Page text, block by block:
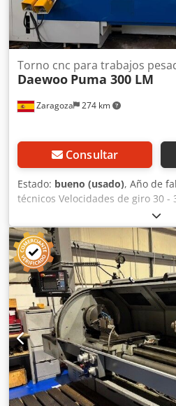
Zaragoza 274 km
Torno cnc para trabajos
Daewoo Puma 300 LM
Consultar
Estado: bueno (usado), Año de
técnicos Velocidades de giro 30 -
160 mm Diámetro del plato 305
sobre bancada 700 mm
mm Diámetro de torneado 550
1050 mm Paso del husillo 102
del husillo 125 mm Nariz del
Acszagqno Iorf Potencia del
avance rápido eje X 16.000 m/
rápido eje Z 20.000 m/min
Recorrido eje Z 1105 mm
Conicidad caña Morse 6 Número
herramienta 12 uds Cantidad de
motorizadas 3 uds